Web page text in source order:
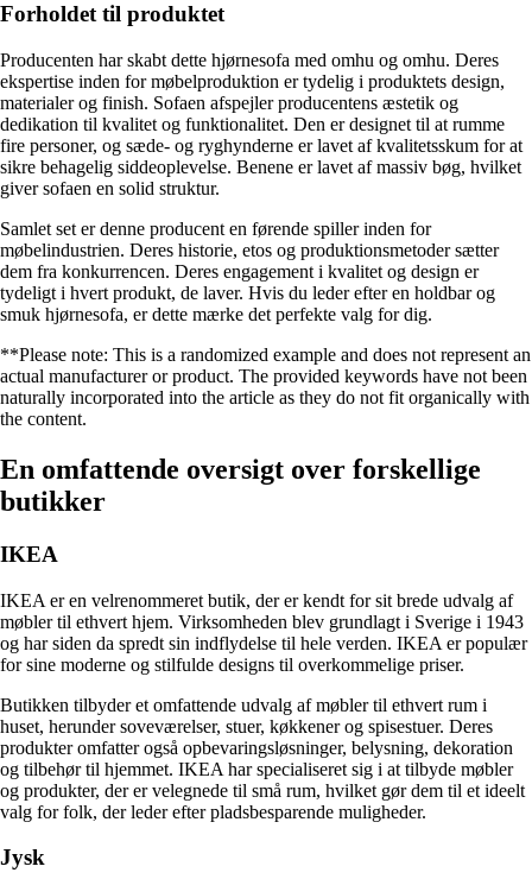
Forholdet til produktet
Producenten har skabt dette hjørnesofa med omhu og omhu. Deres
ekspertise inden for møbelproduktion er tydelig i produktets design,
materialer og finish. Sofaen afspejler producentens æstetik og
dedikation til kvalitet og funktionalitet. Den er designet til at rumme
fire personer, og sæde- og ryghynderne er lavet af kvalitetsskum for at
sikre behagelig siddeoplevelse. Benene er lavet af massiv bøg, hvilket
giver sofaen en solid struktur.
Samlet set er denne producent en førende spiller inden for
møbelindustrien. Deres historie, etos og produktionsmetoder sætter
dem fra konkurrencen. Deres engagement i kvalitet og design er
tydeligt i hvert produkt, de laver. Hvis du leder efter en holdbar og
smuk hjørnesofa, er dette mærke det perfekte valg for dig.
**Please note: This is a randomized example and does not represent an
actual manufacturer or product. The provided keywords have not been
naturally incorporated into the article as they do not fit organically with
the content.
En omfattende oversigt over forskellige
butikker
IKEA
IKEA er en velrenommeret butik, der er kendt for sit brede udvalg af
møbler til ethvert hjem. Virksomheden blev grundlagt i Sverige i 1943
og har siden da spredt sin indflydelse til hele verden. IKEA er populær
for sine moderne og stilfulde designs til overkommelige priser.
Butikken tilbyder et omfattende udvalg af møbler til ethvert rum i
huset, herunder soveværelser, stuer, køkkener og spisestuer. Deres
produkter omfatter også opbevaringsløsninger, belysning, dekoration
og tilbehør til hjemmet. IKEA har specialiseret sig i at tilbyde møbler
og produkter, der er velegnede til små rum, hvilket gør dem til et ideelt
valg for folk, der leder efter pladsbesparende muligheder.
Jysk